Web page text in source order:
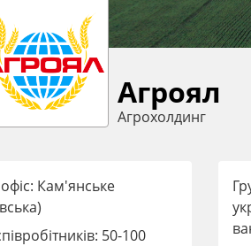
Агроял
Агрохолдинг
Кам'янське
50-100